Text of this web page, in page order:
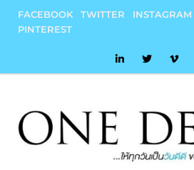
content
FACEBOOK TWITTER INSTAGRAM
PINTEREST